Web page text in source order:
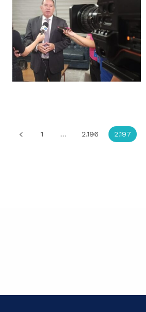
1 ... 2.196 2.197